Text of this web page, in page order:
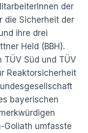
der
die Sicherheit der
ihre drei
Held (BBH).
Süd und TÜV
Reaktorsicherheit
bayerischen
Goliath umfasste